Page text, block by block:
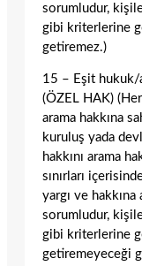
sorumludur,
gibi kriterlerine
getiremez.)
15 – Eşit hukuk/
(ÖZEL HAK)
arama hakkına
kuruluş yada
hakkını arama
sınırları
yargı ve hakkına
sorumludur,
gibi kriterlerine
getiremeyeceği